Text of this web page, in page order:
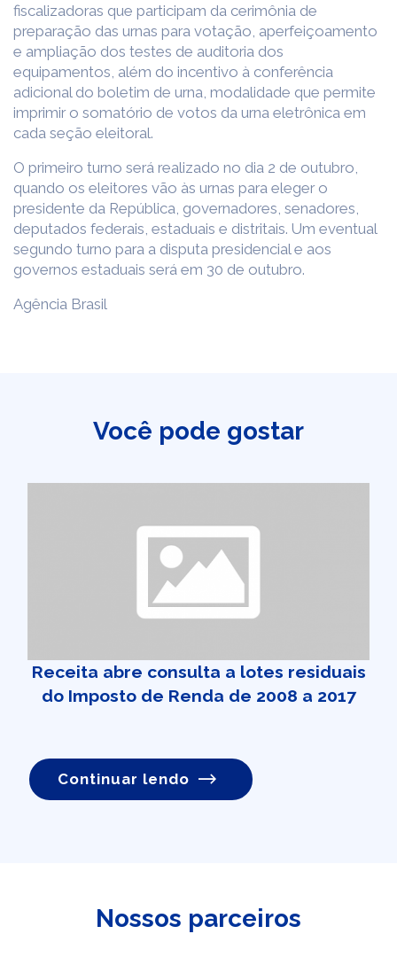
fiscalizadoras que participam da cerimônia de
preparação das urnas para votação, aperfeiçoamento
e ampliação dos testes de auditoria dos
equipamentos, além do incentivo à conferência
adicional do boletim de urna, modalidade que permite
imprimir o somatório de votos da urna eletrônica em
cada seção eleitoral.
O primeiro turno será realizado no dia 2 de outubro,
quando os eleitores vão às urnas para eleger o
presidente da República, governadores, senadores,
deputados federais, estaduais e distritais. Um eventual
segundo turno para a disputa presidencial e aos
governos estaduais será em 30 de outubro.
Agência Brasil
Você pode gostar
Receita abre consulta a lotes residuais
do Imposto de Renda de 2008 a 2017
Continuar lendo
Nossos parceiros